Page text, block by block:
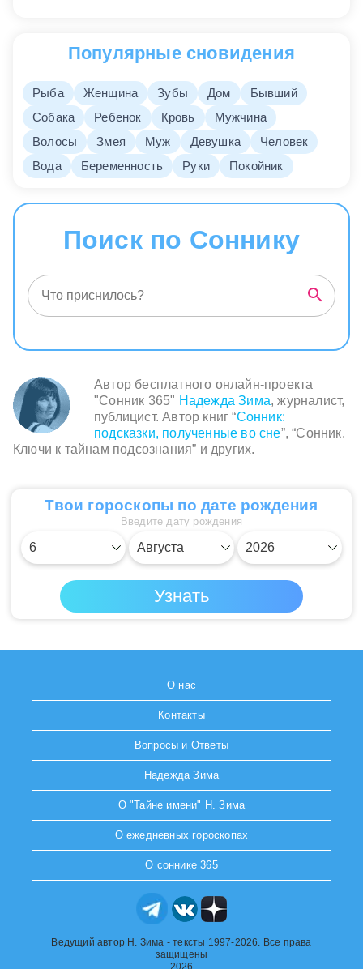
Популярные сновидения
Рыба Женщина Зубы Дом
Бывший
Собака
Ребенок Кровь
Мужчина
Волосы
Змея Муж Девушка
Человек
Вода
Беременность Руки Покойник
Поиск по Соннику
Автор бесплатного онлайн-проекта
"Сонник 365" Надежда Зима, журналист,
публицист. Автор книг “Сонник:
подсказки, полученные во сне”, “Сонник.
Ключи к тайнам подсознания” и других.
Твои гороскопы по дате рождения
Введите дату рождения
О нас
Контакты
Вопросы и Ответы
Надежда Зима
О "Тайне имени" Н. Зима
О ежедневных гороскопах
О соннике 365
Ведущий автор Н. Зима - тексты 1997-2026. Все права
защищены
2026